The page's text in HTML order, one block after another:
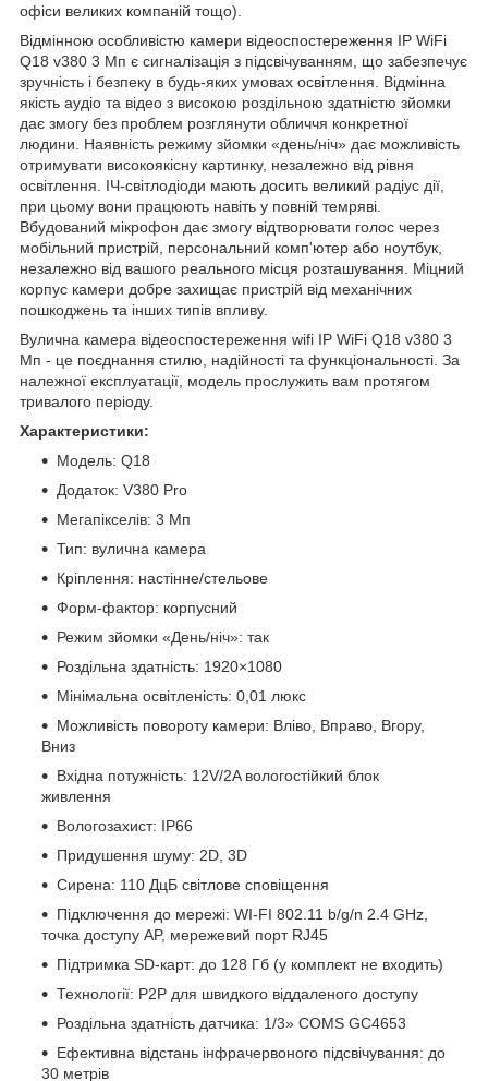
офіси великих компаній тощо).
Відмінною особливістю камери відеоспостереження IP WiFi
Q18 v380 3 Мп є сигналізація з підсвічуванням, що забезпечує
зручність і безпеку в будь-яких умовах освітлення. Відмінна
якість аудіо та відео з високою роздільною здатністю зйомки
дає змогу без проблем розглянути обличчя конкретної
людини. Наявність режиму зйомки «день/ніч» дає можливість
отримувати високоякісну картинку, незалежно від рівня
освітлення. ІЧ-світлодіоди мають досить великий радіус дії,
при цьому вони працюють навіть у повній темряві.
Вбудований мікрофон дає змогу відтворювати голос через
мобільний пристрій, персональний комп'ютер або ноутбук,
незалежно від вашого реального місця розташування. Міцний
корпус камери добре захищає пристрій від механічних
пошкоджень та інших типів впливу.
Вулична камера відеоспостереження wifi IP WiFi Q18 v380 3
Мп - це поєднання стилю, надійності та функціональності. За
належної експлуатації, модель прослужить вам протягом
тривалого періоду.
Характеристики:
Модель: Q18
Додаток: V380 Pro
Мегапікселів: 3 Мп
Тип: вулична камера
Кріплення: настінне/стельове
Форм-фактор: корпусний
Режим зйомки «День/ніч»: так
Роздільна здатність: 1920×1080
Мінімальна освітленість: 0,01 люкс
Можливість повороту камери: Вліво, Вправо, Вгору,
Вниз
Вхідна потужність: 12V/2A вологостійкий блок
живлення
Вологозахист: IP66
Придушення шуму: 2D, 3D
Сирена: 110 ДцБ світлове сповіщення
Підключення до мережі: WI-FI 802.11 b/g/n 2.4 GHz,
точка доступу AP, мережевий порт RJ45
Підтримка SD-карт: до 128 Гб (у комплект не входить)
Технології: P2P для швидкого віддаленого доступу
Роздільна здатність датчика: 1/3» COMS GC4653
Ефективна відстань інфрачервоного підсвічування: до
30 метрів